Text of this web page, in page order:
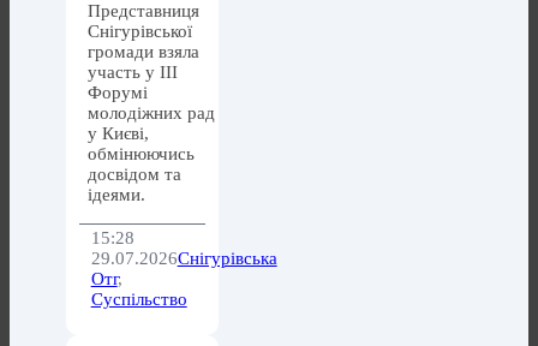
Представниця
Снігурівської
громади взяла
участь у ІІІ
Форумі
молодіжних рад
у Києві,
обмінюючись
досвідом та
ідеями.
15:28
29.07.2026Снігурівська
Отг,
Суспільство